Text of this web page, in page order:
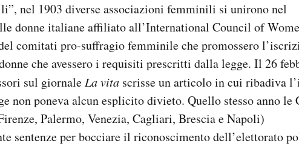
nel 1903 diverse associazioni femminili si unirono nel
donne italiane affiliato all’International Council of
comitati pro-suffragio femminile che promossero
che avessero i requisiti prescritti dalla legge. Il 26
sul giornale La vita scrisse un articolo in cui ribadiva
non poneva alcun esplicito divieto. Quello stesso anno le
Palermo, Venezia, Cagliari, Brescia e Napoli)
sentenze per bocciare il riconoscimento dell’elettorato